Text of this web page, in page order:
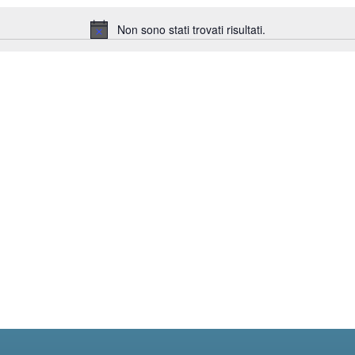
Notice
Non sono stati trovati risultati.